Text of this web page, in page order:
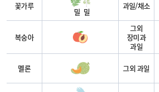
꽃가루
밀 밀
과일/채소
복숭아
그외
장미과
과일
멜론 그외 과일